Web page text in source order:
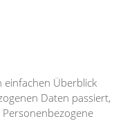
einfachen Überblick
Daten passiert,